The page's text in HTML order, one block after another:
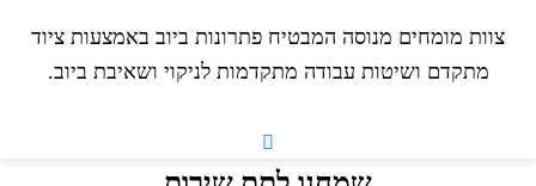
צוות מומחים מנוסה המבטיח פתרונות ביוב באמצעות ציוד
מתקדם ושיטות עבודה מתקדמות לניקוי ושאיבת ביוב.